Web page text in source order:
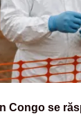
Congo se